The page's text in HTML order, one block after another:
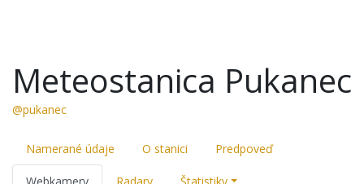
Meteostanica Pukanec
@pukanec
Namerané údaje O stanici Predpoveď